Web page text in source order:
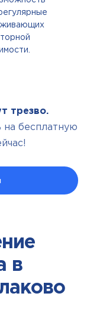
трезво.
на бесплатную
в